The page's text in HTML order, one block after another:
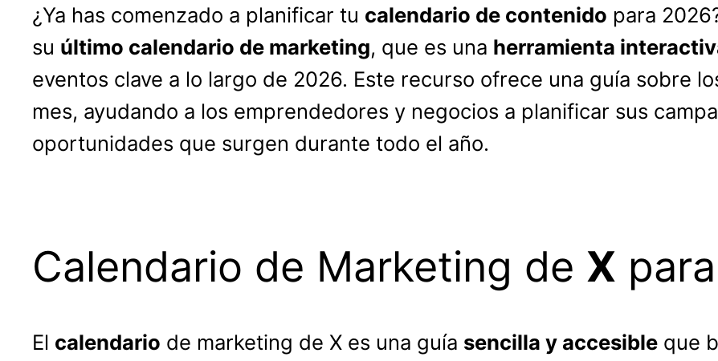
¿Ya has comenzado a planificar tu calendario de contenido para
su último calendario de marketing, que es una herramienta
eventos clave a lo largo de 2026. Este recurso ofrece una guía sobre
mes, ayudando a los emprendedores y negocios a planificar sus
oportunidades que surgen durante todo el año.
Calendario de Marketing de X
El calendario de marketing de X es una guía sencilla y accesible que